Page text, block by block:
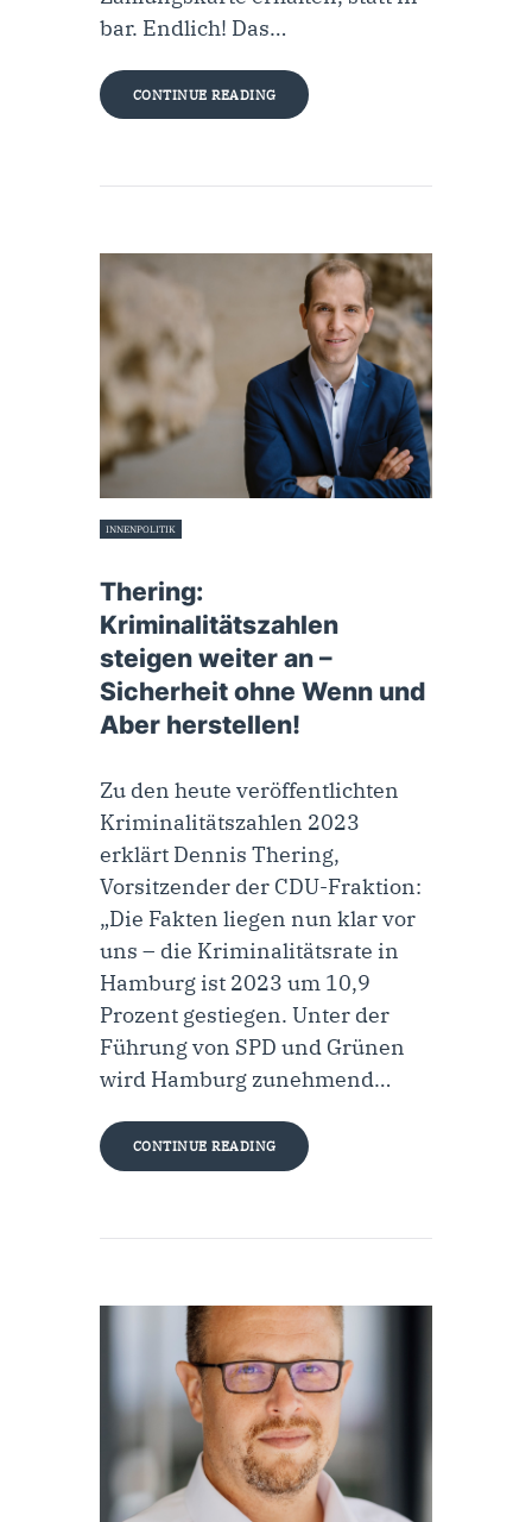
bar. Endlich! Das…
CONTINUE READING
INNENPOLITIK
Thering:
Kriminalitätszahlen
steigen weiter an –
Sicherheit ohne Wenn und
Aber herstellen!
Zu den heute veröffentlichten
Kriminalitätszahlen 2023
erklärt Dennis Thering,
Vorsitzender der CDU-Fraktion:
„Die Fakten liegen nun klar vor
uns – die Kriminalitätsrate in
Hamburg ist 2023 um 10,9
Prozent gestiegen. Unter der
Führung von SPD und Grünen
wird Hamburg zunehmend…
CONTINUE READING